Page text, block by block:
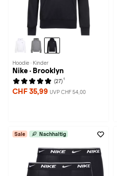
Hoodie · Kinder
Nike · Brooklyn
(27) 1
CHF 35,99 UVP CHF 54,00
Sale Nachhaltig